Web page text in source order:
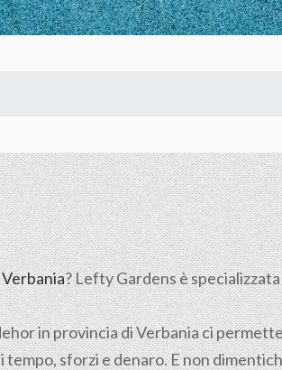
Verbania? Lefty Gardens è
in provincia diVerbaniaci
sforzi e denaro. E non